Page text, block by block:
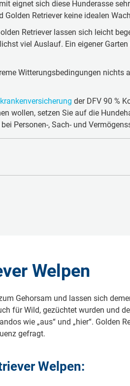
eignet sich diese Hunderasse
Retriever keine idealen
Retriever lassen sich leicht
viel Auslauf. Ein eigener
Witterungsbedingungen nichts
der DFV 90 %
wollen, setzen Sie auf die
Personen-, Sach- und
dunklen Augen verleihen ihm
Rettungshund und auch als
unabdingbar.
Golden Retriever haben einen
hellgold. Das Fell ist in den
eignen sich besonders gut für
Welpen
Gehorsam und lassen sich
für Wild, gezüchtet wurden und
wie „aus“ und „hier“. Golden
gefragt.
Welpen: